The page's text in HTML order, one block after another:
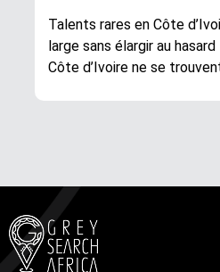
Talents rares en Côte
large sans élargir au
Côte d’Ivoire ne se